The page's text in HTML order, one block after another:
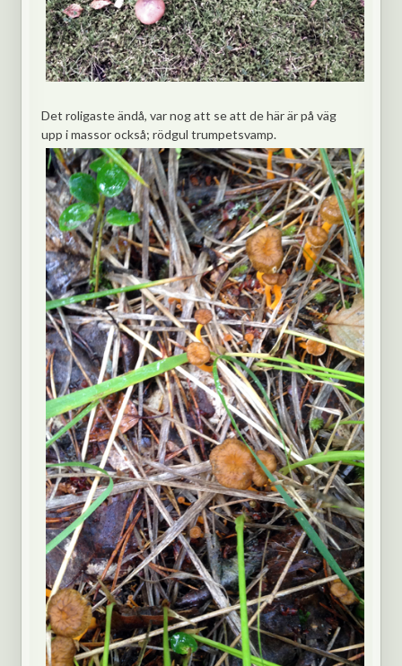
Det roligaste ändå, var nog att se att de här är på väg
upp i massor också; rödgul trumpetsvamp.